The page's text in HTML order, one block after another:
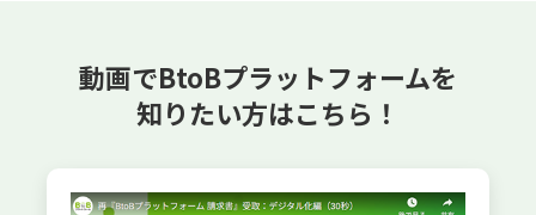
動画でBtoBプラットフォームを
知りたい方はこちら！